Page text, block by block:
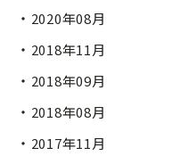
2020年08月
2018年11月
2018年09月
2018年08月
2017年11月